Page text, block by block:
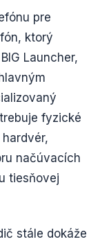
pre
ktorý
Launcher,
fyzické
načúvacích
tiesňovej
stále dokáže